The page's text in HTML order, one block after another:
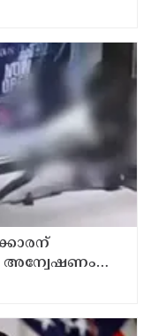
അന്വേഷണം